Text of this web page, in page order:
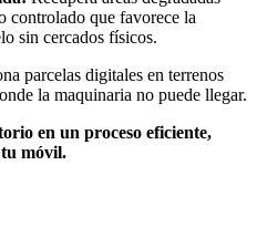
controlado que favorece la
sin cercados físicos.
parcelas digitales en terrenos
la maquinaria no puede llegar.
en un proceso eficiente,
móvil.